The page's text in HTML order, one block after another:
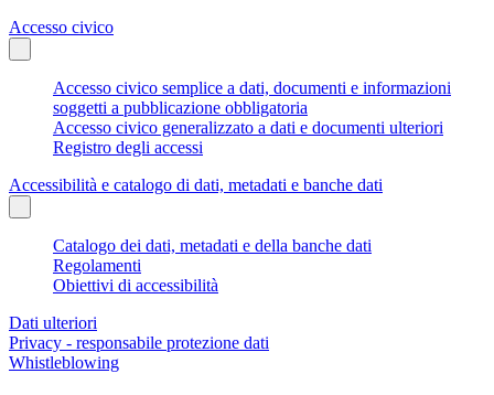
Accesso civico
Accesso civico semplice a dati, documenti e informazioni
soggetti a pubblicazione obbligatoria
Accesso civico generalizzato a dati e documenti ulteriori
Registro degli accessi
Accessibilità e catalogo di dati, metadati e banche dati
Catalogo dei dati, metadati e della banche dati
Regolamenti
Obiettivi di accessibilità
Dati ulteriori
Privacy - responsabile protezione dati
Whistleblowing